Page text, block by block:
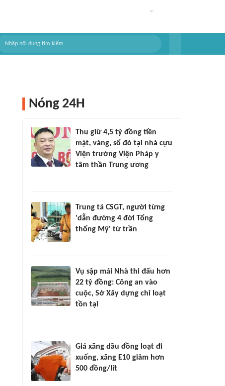
Nóng 24H
Thu giữ 4,5 tỷ đồng tiền
mặt, vàng, sổ đỏ tại nhà cựu
Viện trưởng Viện Pháp y
tâm thần Trung ương
Trung tá CSGT, người từng
'dẫn đường 4 đời Tổng
thống Mỹ' từ trần
Vụ sập mái Nhà thi đấu hơn
22 tỷ đồng: Công an vào
cuộc, Sở Xây dựng chỉ loạt
tồn tại
Giá xăng dầu đồng loạt đi
xuống, xăng E10 giảm hơn
500 đồng/lít